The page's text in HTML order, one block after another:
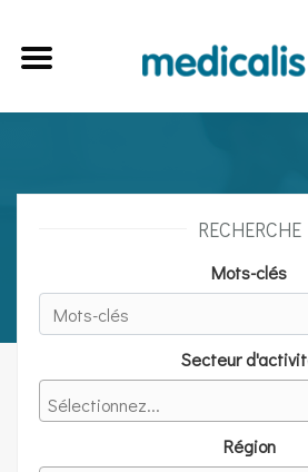
RECHERCHE
Mots-clés
Secteur
Région